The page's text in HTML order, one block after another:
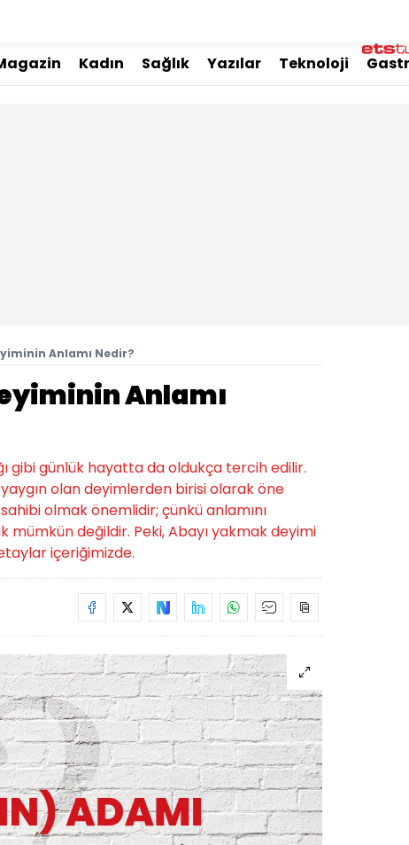
Kadın Sağlık Yazılar Teknoloji
Anlamı Nedir?
Anlamı
gibi günlük hayatta da oldukça tercih edilir.
olan deyimlerden birisi olarak öne
olmak önemlidir; çünkü anlamını
değildir. Peki, Abayı yakmak deyimi
içeriğimizde.